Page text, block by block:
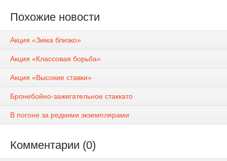
Похожие новости
Акция «Зима близко»
Акция «Классовая борьба»
Акция «Высокие ставки»
Бронебойно-зажигательное стаккато
В погоне за редкими экземплярами
Комментарии (0)